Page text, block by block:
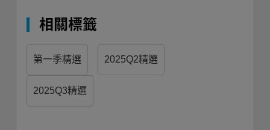
相關標籤
第一季精選 2025Q2精選
2025Q3精選